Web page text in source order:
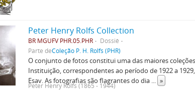
Peter Henry Rolfs Collection
BR MGUFV PHR.05.PHR
Dossiê
Parte deColeção P. H. Rolfs (PHR)
O conjunto de fotos constitui uma das maiores
Instituição, correspondentes ao período de 1922 a
Esav. As fotografias são flagrantes do dia
»
Peter Henry Rolfs (1865 - 1944)